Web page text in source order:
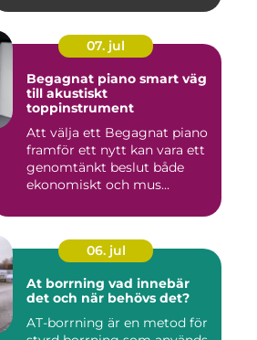
07. jul
Begagnat piano smart väg
till akustiskt
toppinstrument
Att välja ett Begagnat piano
framför ett nytt kan vara ett
genomtänkt beslut både
ekonomiskt och mus...
06. jul
At borrning vad innebär
det och när behövs det?
AT-borrning är en metod för